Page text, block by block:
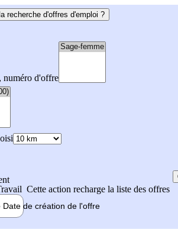
recherche d'offres d'emploi ?
numéro d'offre
Cette action recharge la liste des offres
Date de création de l'offre